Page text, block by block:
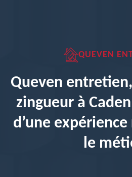
QUEVEN
Queven
zingueur à
d’une
le